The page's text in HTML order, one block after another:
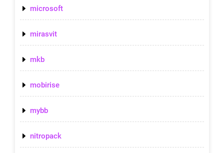
microsoft
mirasvit
mkb
mobirise
mybb
nitropack